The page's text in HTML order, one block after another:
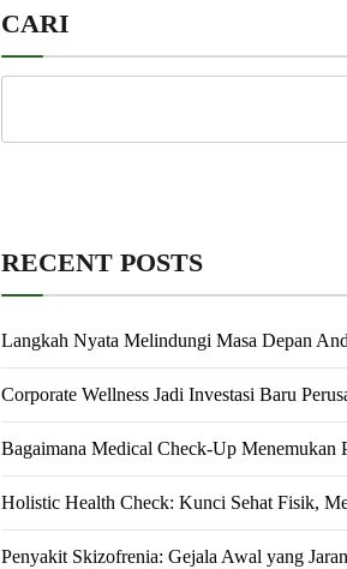
CARI
RECENT POSTS
Langkah Nyata Melindungi Masa Depan
Corporate Wellness Jadi Investasi Baru
Bagaimana Medical Check-Up Menemukan
Holistic Health Check: Kunci Sehat Fisik,
Penyakit Skizofrenia: Gejala Awal yang